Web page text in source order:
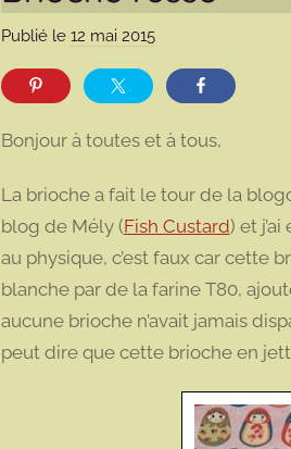
Publié le 12 mai 2015p
a
m
o
t
t
e
Bonjour à toutes et à tous,
La brioche a fait le tour de la
blog de Mély (Fish Custard) et
au physique, c’est faux car cette
blanche par de la farine T80,
aucune brioche n’avait jamais
peut dire que cette brioche en